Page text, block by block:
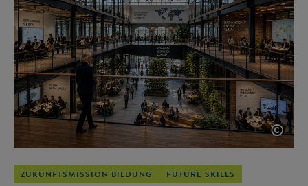
©
ZUKUNFTSMISSION BILDUNG FUTURE SKILLS